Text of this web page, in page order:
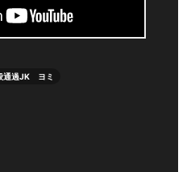
通過JK ヨミ